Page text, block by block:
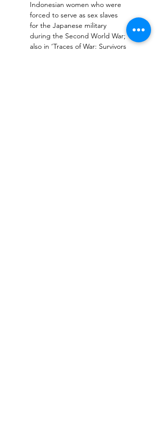
Indonesian women who were
forced to serve as sex slaves
for the Japanese military
during the Second World War;
also in ‘Traces of War: Survivors